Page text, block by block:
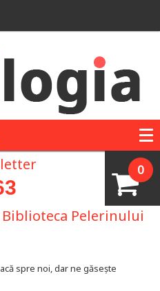
0
Biblioteca Pelerinului
spre noi, dar ne găsește